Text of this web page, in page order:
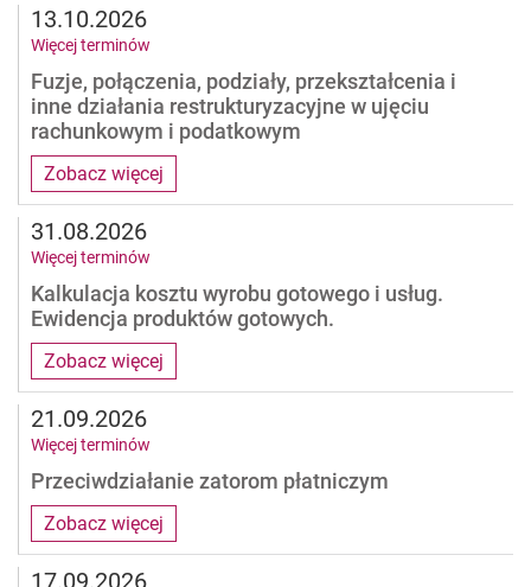
Zobacz więcej
Fuzje, połączenia, podziały, przekształcenia i
inne działania restrukturyzacyjne w ujęciu
rachunkowym i podatkowym
13.10.2026
Więcej terminów
Zobacz więcej
Kalkulacja kosztu wyrobu gotowego i usług.
Ewidencja produktów gotowych.
31.08.2026
Więcej terminów
Zobacz więcej
Przeciwdziałanie zatorom płatniczym
21.09.2026
Więcej terminów
17.09.2026